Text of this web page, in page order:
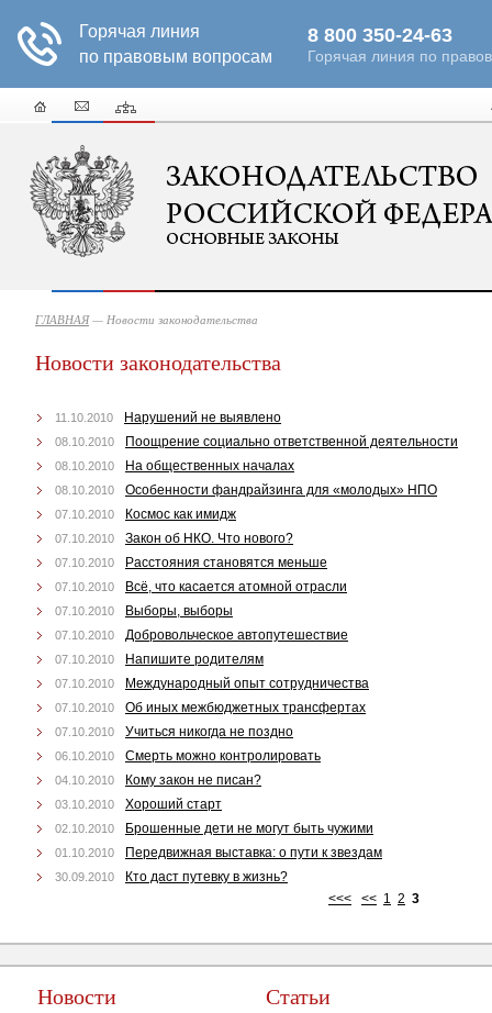
ГЛАВНАЯ— Новости законодательства
Новости законодательства
11.10.2010 Нарушений не выявлено
08.10.2010 Поощрение социально ответственной деятельности
08.10.2010 На общественных началах
08.10.2010 Особенности фандрайзинга для «молодых» НПО
07.10.2010 Космос как имидж
07.10.2010 Закон об НКО. Что нового?
07.10.2010 Расстояния становятся меньше
07.10.2010 Всё, что касается атомной отрасли
07.10.2010 Выборы, выборы
07.10.2010 Добровольческое автопутешествие
07.10.2010 Напишите родителям
07.10.2010 Международный опыт сотрудничества
07.10.2010 Об иных межбюджетных трансфертах
07.10.2010 Учиться никогда не поздно
06.10.2010 Смерть можно контролировать
04.10.2010 Кому закон не писан?
03.10.2010 Хороший старт
02.10.2010 Брошенные дети не могут быть чужими
01.10.2010 Передвижная выставка: о пути к звездам
30.09.2010
Кто даст путевку в жизнь?
<<<
<< 1 2 3
Новости Статьи